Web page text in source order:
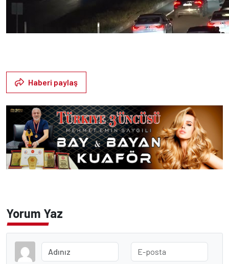
Haberi paylaş
Yorum Yaz